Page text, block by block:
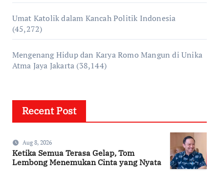
Umat Katolik dalam Kancah Politik Indonesia
(45,272)
Mengenang Hidup dan Karya Romo Mangun di Unika
Atma Jaya Jakarta (38,144)
Recent Post
Aug 8, 2026
Ketika Semua Terasa Gelap, Tom
Lembong Menemukan Cinta yang Nyata